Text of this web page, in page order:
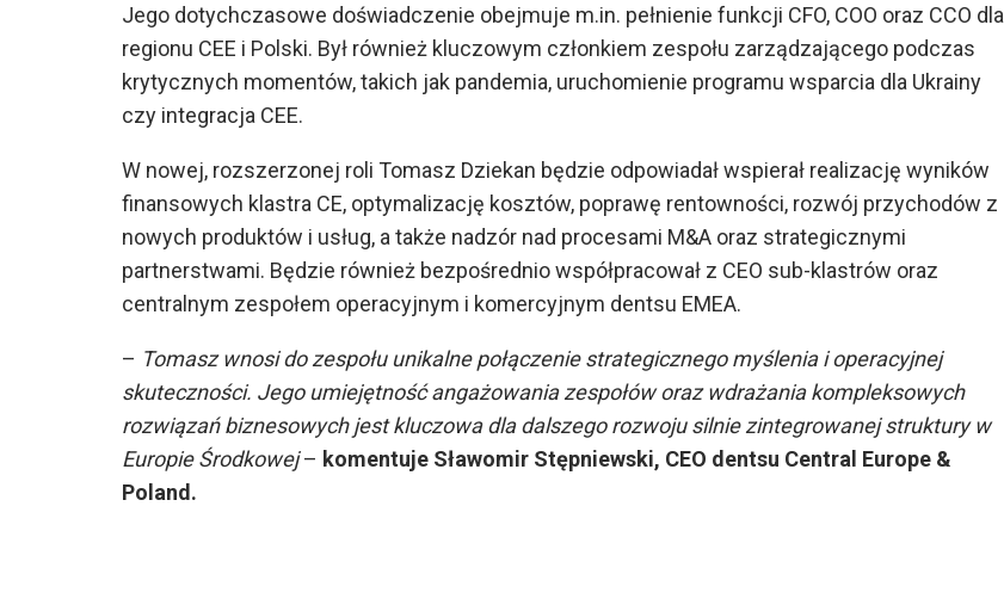
Jego dotychczasowe doświadczenie obejmuje m.in. pełnienie funkcji CFO, COO oraz CCO dla
regionu CEE i Polski. Był również kluczowym członkiem zespołu zarządzającego podczas
krytycznych momentów, takich jak pandemia, uruchomienie programu wsparcia dla Ukrainy
czy integracja CEE.
W nowej, rozszerzonej roli Tomasz Dziekan będzie odpowiadał wspierał realizację wyników
finansowych klastra CE, optymalizację kosztów, poprawę rentowności, rozwój przychodów z
nowych produktów i usług, a także nadzór nad procesami M&A oraz strategicznymi
partnerstwami. Będzie również bezpośrednio współpracował z CEO sub-klastrów oraz
centralnym zespołem operacyjnym i komercyjnym dentsu EMEA.
– Tomasz wnosi do zespołu unikalne połączenie strategicznego myślenia i operacyjnej
skuteczności. Jego umiejętność angażowania zespołów oraz wdrażania kompleksowych
rozwiązań biznesowych jest kluczowa dla dalszego rozwoju silnie zintegrowanej struktury w
Europie Środkowej– komentuje Sławomir Stępniewski, CEO dentsu Central Europe &
Poland.